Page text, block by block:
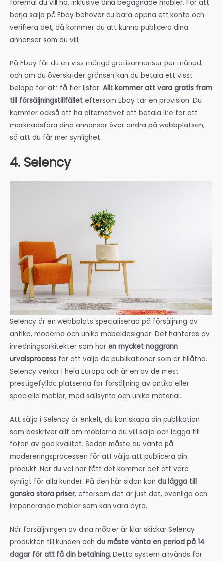
föremål du vill ha, inklusive dina begagnade möbler. För att
börja sälja på Ebay behöver du bara öppna ett konto och
verifiera det, då kommer du att kunna publicera dina
annonser som du vill.
På Ebay får du en viss mängd gratisannonser per månad,
och om du överskrider gränsen kan du betala ett visst
belopp för att få fler listor. Allt kommer att vara gratis fram
till försäljningstillfället eftersom Ebay tar en provision. Du
kommer också att ha alternativet att betala lite för att
marknadsföra dina annonser över andra på webbplatsen,
så att du får mer synlighet.
4. Selency
Selency är en webbplats specialiserad på försäljning av
antika, moderna och unika möbeldesigner. Det hanteras av
inredningsarkitekter som har en mycket noggrann
urvalsprocess för att välja de publikationer som är tillåtna.
Selency verkar i hela Europa och är en av de mest
prestigefyllda platserna för försäljning av antika eller
speciella möbler, med sällsynta och unika material.
Att sälja i Selency är enkelt, du kan skapa din publikation
som beskriver allt om möblerna du vill sälja och lägga till
foton av god kvalitet. Sedan måste du vänta på
modereringsprocessen för att välja att publicera din
produkt. När du väl har fått det kommer det att vara
synligt för alla kunder. På den här sidan kan du lägga till
ganska stora priser, eftersom det är just det, ovanliga och
imponerande möbler som kan vara dyra.
När försäljningen av dina möbler är klar skickar Selency
produkten till kunden och du måste vänta en period på 14
dagar för att få din betalning. Detta system används för